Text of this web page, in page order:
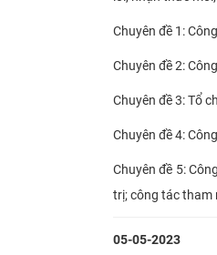
Chuyên đề 1:
Chuyên đề 2:
Chuyên đề 3: Tổ
Chuyên đề 4:
Chuyên đề 5:
trị; công tác tham
05-05-2023